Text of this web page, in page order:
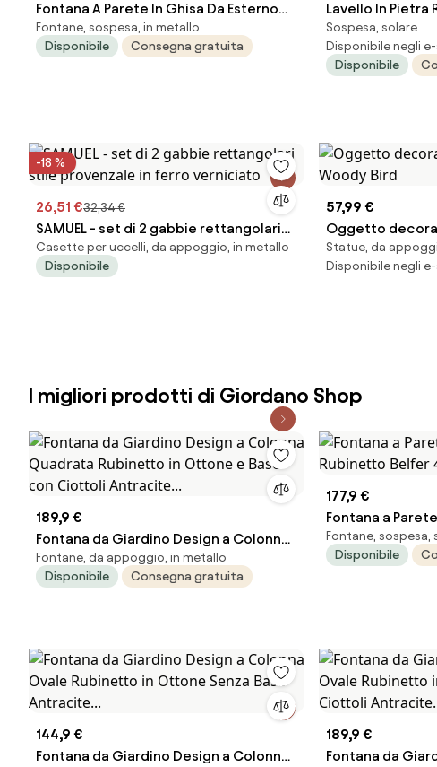
Fontana A Parete In Ghisa Da Esterno
43x75 Cm Con Rubinetto In Ottone
Verde Oro
Fontane, sospesa, in metallo
Disponibile
Consegna gratuita
Lavello In Pietra
Con Frontale
Grigio KAM
Sospesa, solare
Disponibile negli
Disponibile
-18 %
26,51 €32,34 €
SAMUEL - set di 2 gabbie rettangolari
stile provenzale in ferro verniciato
Casette per uccelli, da appoggio, in metallo
Disponibile
57,99 €
Oggetto
Woody Bird
Statue, da
Disponibile negli
I migliori prodotti di Giordano Shop
189,9 €
Fontana da Giardino Design a Colonna
Quadrata Rubinetto in Ottone e Base
con Ciottoli Antracite...
Fontane, da appoggio, in metallo
Disponibile
Consegna gratuita
177,9 €
Fontana a
Rubinetto Belfer
Fontane, sospesa,
Disponibile
144,9 €
Fontana da Giardino Design a Colonna
189,9 €
Fontana da